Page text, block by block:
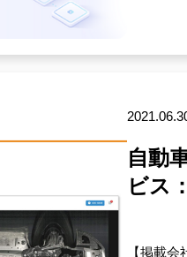
自動
ビス
【掲載